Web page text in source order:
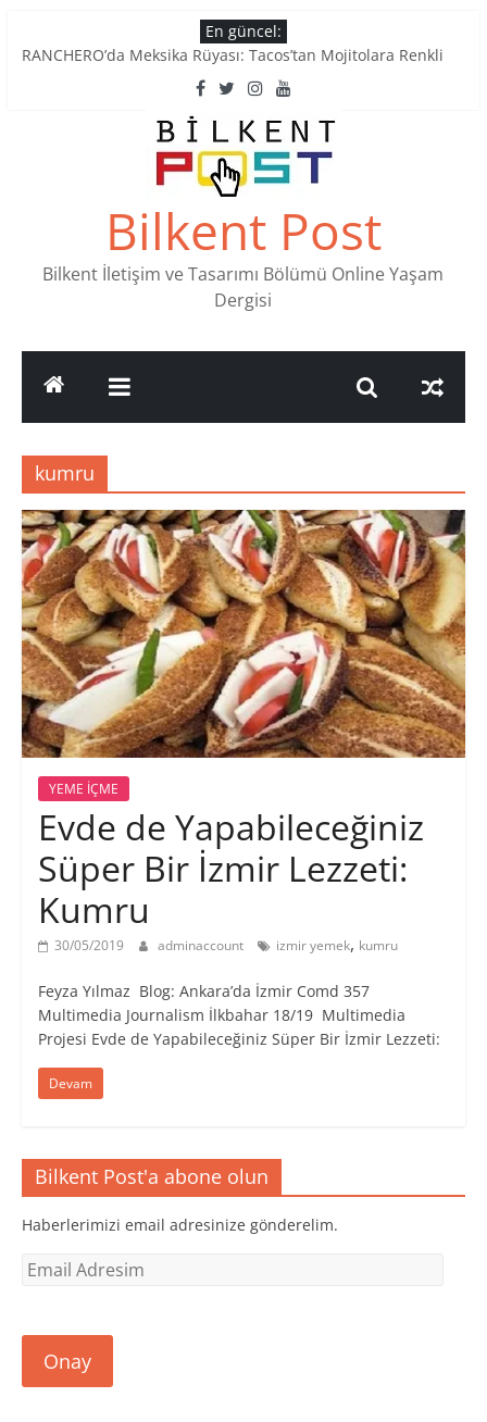
to
En güncel:
RANCHERO’da Meksika Rüyası: Tacos’tan Mojitolara Renkli
Ankara’nın Ruhunu Notalarda Yaşatan 4 Müzik Durağı
Pullardaki tarih: PTT Pul Müzesi
Stamp Collectors Unite: Places to Find Stamps in Ankara
Tatlı Konuşalım: Ankara’nın 4 Köklü Pastanesi
Bilkent Post
Bilkent İletişim ve Tasarımı Bölümü Online Yaşam
Dergisi
kumru
YEME İÇME
Evde de Yapabileceğiniz
Süper Bir İzmir Lezzeti:
Kumru
30/05/2019 adminaccount izmir yemek, kumru
Feyza Yılmaz Blog: Ankara’da İzmir Comd 357
Multimedia Journalism İlkbahar 18/19 Multimedia
Projesi Evde de Yapabileceğiniz Süper Bir İzmir Lezzeti:
Devam
Bilkent Post'a abone olun
Haberlerimizi email adresinize gönderelim.
Email
Onay